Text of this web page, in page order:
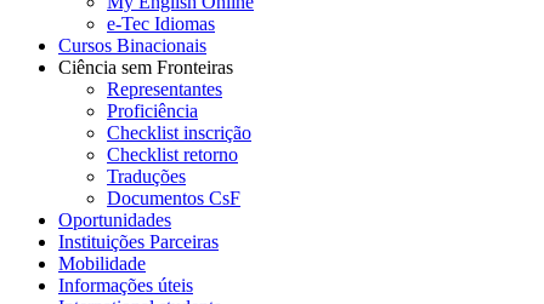
e-Tec Idiomas
Cursos Binacionais
Ciência sem Fronteiras
Representantes
Proficiência
Checklist inscrição
Checklist retorno
Traduções
Documentos CsF
Oportunidades
Instituições Parceiras
Mobilidade
Informações úteis